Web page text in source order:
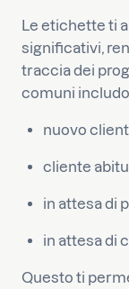
Le etichette ti
significativi,
traccia dei
comuni
nuovo
cliente
in attesa di
in attesa di
Questo ti